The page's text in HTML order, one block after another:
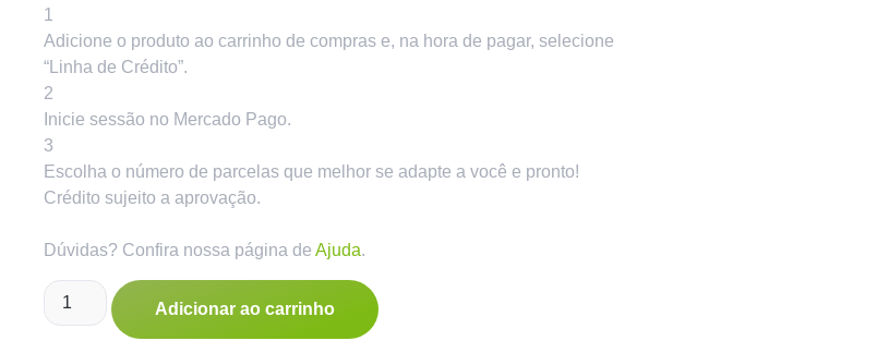
1
Adicione o produto ao carrinho de compras e, na hora de pagar, selecione
“Linha de Crédito”.
2
Inicie sessão no Mercado Pago.
3
Escolha o número de parcelas que melhor se adapte a você e pronto!
Crédito sujeito a aprovação.
Dúvidas? Confira nossa página de Ajuda.
Adicionar ao carrinho